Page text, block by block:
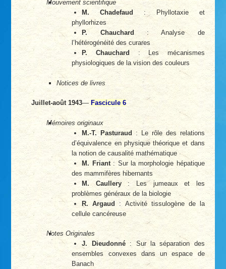
Mouvement scientifique
M. Chadefaud : Phyllotaxie et
phyllorhizes
P. Chauchard: Analyse de
l’hétérogénéité des curares
P. Chauchard : Les mécanismes
physiologiques de la vision des couleurs
Notices de livres
Juillet-août 1943— Fascicule 6
Mémoires originaux
M.-T. Pasturaud: Le rôle des relations
d’équivalence en physique théorique et dans
la notion de causalité mathématique
M. Friant: Sur la morphologie hépatique
des mammifères hibernants
M. Caullery: Les jumeaux et les
problèmes généraux de la biologie
R. Argaud: Activité tissulogène de la
cellule cancéreuse
Notes Originales
J. Dieudonné: Sur la séparation des
ensembles convexes dans un espace de
Banach